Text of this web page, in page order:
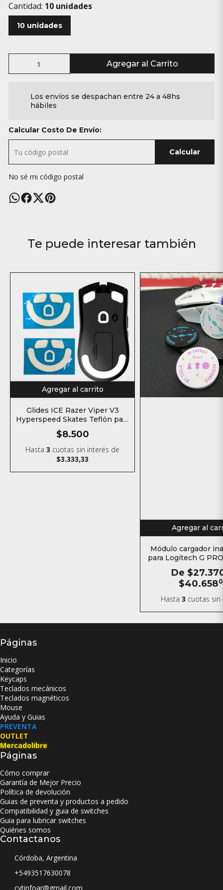
Cantidad: 10 unidades
10 unidades
Agregar al Carrito
Los envíos se despachan entre 24 a 48hs
hábiles
Calcular Costo De Envío:
Calcular
No sé mi código postal
Te puede interesar también
Agregar al carrito
Glides ICE Razer Viper V3
Hyperspeed Skates Teflón para
$8.500
Hasta3 cuotas sin interés de
$3.333,33
Agregar al
Módulo cargador
para Logitech G
Superlight
G703 G502
De
$40.658
Hasta 3 cuotas sin
Páginas
Inicio
Categorías
Keycaps
Teclados mecánicos
Teclados magnéticos
Mouse
Ayuda y Guias
PREVENTA
OUTLET
Mercadolibre
Páginas
Cómo comprar
Garantía de Mejor Precio
Política de devolución
Guias de preventa y productos a pedido
Compatibilidad y guia de switches
Guia para lubricar switches
Quiénes somos
Contactanos
Córdoba, Argentina
+5493517630078
cytinfoar@gmail.com